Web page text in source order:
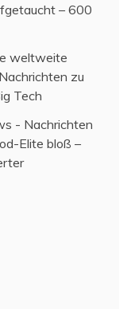
– 600
weltweite
zu
Tech
- Nachrichten
Elite bloß –